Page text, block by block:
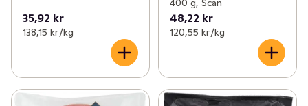
35,92 kr
138,15 kr /kg
400 g, Scan
48,22 kr
120,55 kr /kg